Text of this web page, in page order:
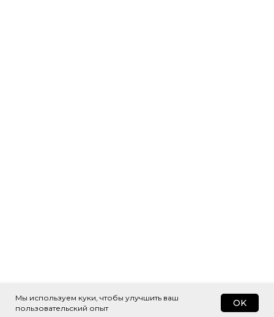
Мы используем куки, чтобы улучшить ваш
пользовательский опыт
OK